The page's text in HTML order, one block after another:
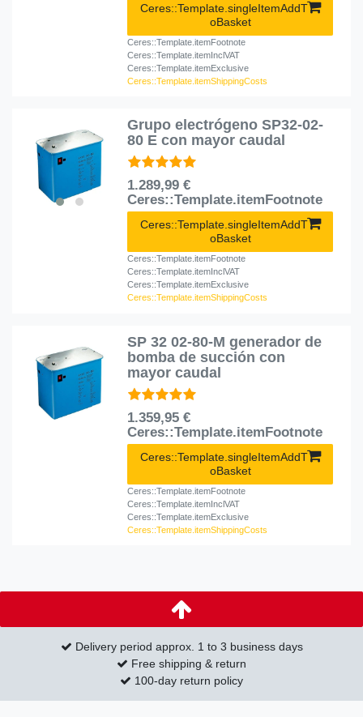
Ceres::Template.singleItemAddT
oBasket
Ceres::Template.itemFootnote
Ceres::Template.itemInclVAT
Ceres::Template.itemExclusive
Ceres::Template.itemShippingCosts
Grupo electrógeno SP32-02-
80 E con mayor caudal
1.289,99 €
Ceres::Template.itemFootnote
Ceres::Template.singleItemAddT
oBasket
Ceres::Template.itemFootnote
Ceres::Template.itemInclVAT
Ceres::Template.itemExclusive
Ceres::Template.itemShippingCosts
SP 32 02-80-M generador de
bomba de succión con
mayor caudal
1.359,95 €
Ceres::Template.itemFootnote
Ceres::Template.singleItemAddT
oBasket
Ceres::Template.itemFootnote
Ceres::Template.itemInclVAT
Ceres::Template.itemExclusive
Ceres::Template.itemShippingCosts
Delivery period approx. 1 to 3 business days
Free shipping & return
100-day return policy